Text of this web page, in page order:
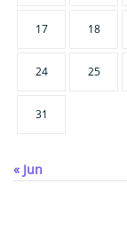
17 18
24 25
31
« Jun